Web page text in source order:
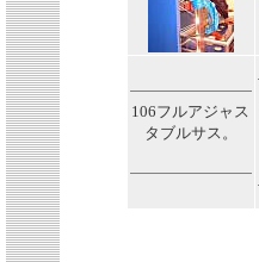
106フルアジャス
タブルサス。